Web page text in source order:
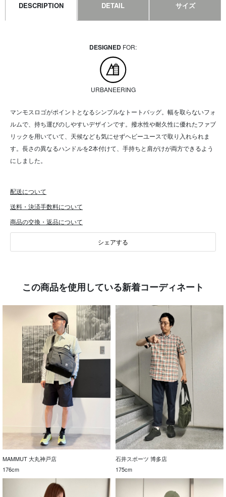
DESCRIPTION DETAIL サイズ
DESIGNED FOR:
URBANEERING
マンモスロゴがポイントとなるシンプルなトートバッグ。幅を取らないフォ
ルムで、持ち運びのしやすいデザインです。撥水性や耐久性に優れたファブ
リックを用いていて、天候なども気にせずヘビーユースで取り入れられま
す。長さの異なるハンドルを2本付けて、手持ちと肩がけが両方できるよう
にしました。
配送について
送料・決済手数料について
商品の交換・返品について
シェアする
この商品を使用している新着コーディネート
MAMMUT 大丸神戸店
176cm
石井スポーツ 博多店
175cm